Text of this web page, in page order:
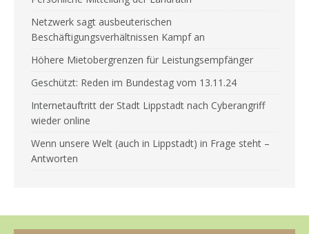
Netzwerk sagt ausbeuterischen
Beschäftigungsverhältnissen Kampf an
Höhere Mietobergrenzen für Leistungsempfänger
Geschützt: Reden im Bundestag vom 13.11.24
Internetauftritt der Stadt Lippstadt nach Cyberangriff
wieder online
Wenn unsere Welt (auch in Lippstadt) in Frage steht –
Antworten